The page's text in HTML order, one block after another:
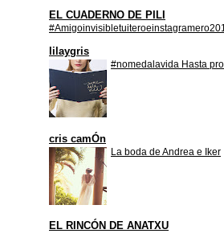
EL CUADERNO DE PILI
lilaygris
#nomedalavida Hasta
cris camÓn
La boda de Andrea e Iker
EL RINCÓN DE ANATXU